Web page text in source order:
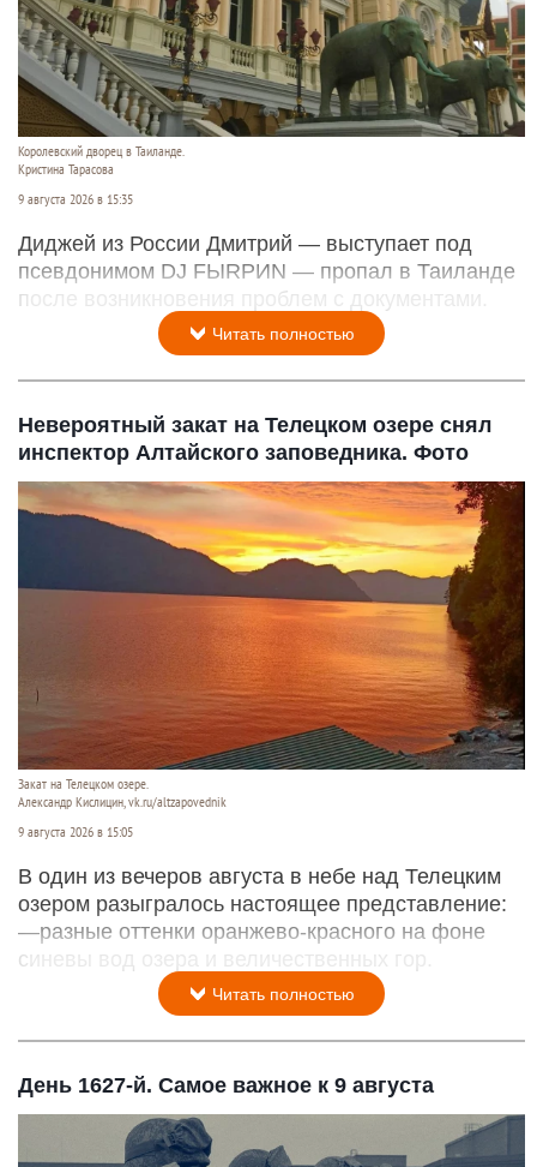
Королевский дворец в Таиланде.
Кристина Тарасова
9 августа 2026 в 15:35
Диджей из России Дмитрий — выступает под
псевдонимом DJ FЫRРИN — пропал в Таиланде
после возникновения проблем с документами.
Читать полностью
Невероятный закат на Телецком озере снял
инспектор Алтайского заповедника. Фото
Закат на Телецком озере.
Александр Кислицин, vk.ru/altzapovednik
9 августа 2026 в 15:05
В один из вечеров августа в небе над Телецким
озером разыгралось настоящее представление:
—разные оттенки оранжево-красного на фоне
синевы вод озера и величественных гор.
Читать полностью
День 1627-й. Самое важное к 9 августа